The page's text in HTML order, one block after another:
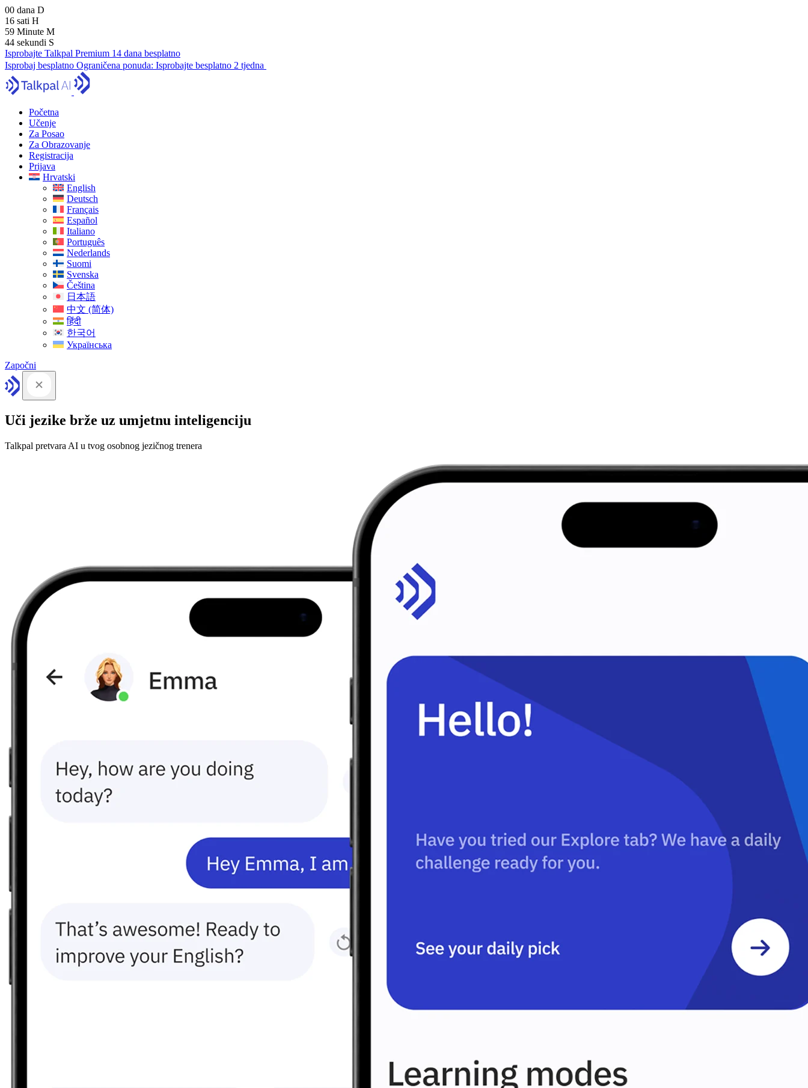
00 dana D
16 sati H
59 Minute M
43 sekundi S
Isprobajte Talkpal Premium 14 dana besplatno
Isprobaj besplatno Ograničena ponuda: Isprobajte besplatno 2 tjedna
Početna
Učenje
Za Posao
Za Obrazovanje
Registracija
Prijava
Hrvatski
English
Deutsch
Français
Español
Italiano
Português
Nederlands
Suomi
Svenska
Čeština
日本語
中文 (简体)
हिंदी
한국어
Українська
Započni
Uči jezike brže uz umjetnu inteligenciju
Talkpal pretvara AI u tvog osobnog jezičnog trenera